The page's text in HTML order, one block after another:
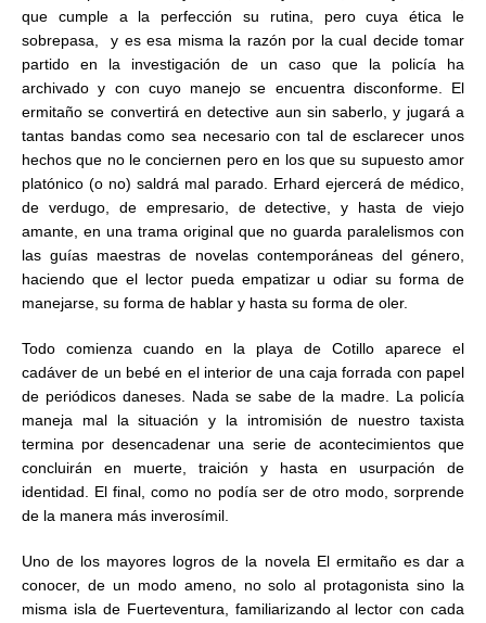
que cumple a la perfección su rutina, pero cuya ética le
sobrepasa, y es esa misma la razón por la cual decide tomar
partido en la investigación de un caso que la policía ha
archivado y con cuyo manejo se encuentra disconforme. El
ermitaño se convertirá en detective aun sin saberlo, y jugará a
tantas bandas como sea necesario con tal de esclarecer unos
hechos que no le conciernen pero en los que su supuesto amor
platónico (o no) saldrá mal parado. Erhard ejercerá de médico,
de verdugo, de empresario, de detective, y hasta de viejo
amante, en una trama original que no guarda paralelismos con
las guías maestras de novelas contemporáneas del género,
haciendo que el lector pueda empatizar u odiar su forma de
manejarse, su forma de hablar y hasta su forma de oler.
Todo comienza cuando en la playa de Cotillo aparece el
cadáver de un bebé en el interior de una caja forrada con papel
de periódicos daneses. Nada se sabe de la madre. La policía
maneja mal la situación y la intromisión de nuestro taxista
termina por desencadenar una serie de acontecimientos que
concluirán en muerte, traición y hasta en usurpación de
identidad. El final, como no podía ser de otro modo, sorprende
de la manera más inverosímil.
Uno de los mayores logros de la novela El ermitaño es dar a
conocer, de un modo ameno, no solo al protagonista sino la
misma isla de Fuerteventura, familiarizando al lector con cada